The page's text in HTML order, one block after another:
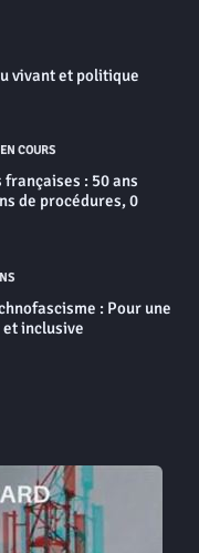
vivant et politique
COURS
: 50 ans
de procédures, 0
: Pour une
inclusive